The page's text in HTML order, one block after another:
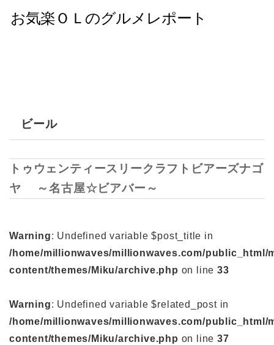
ビール
トゥウェンティースリークラフトビアーズナゴ
ヤ ～名古屋☆ビアバー～
Warning: Undefined variable $post_title in
/home/millionwaves/millionwaves.com/public_html/
content/themes/Miku/archive.php on line33
Warning: Undefined variable $related_post in
/home/millionwaves/millionwaves.com/public_html/
content/themes/Miku/archive.php on line37